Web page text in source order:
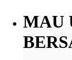
MAU